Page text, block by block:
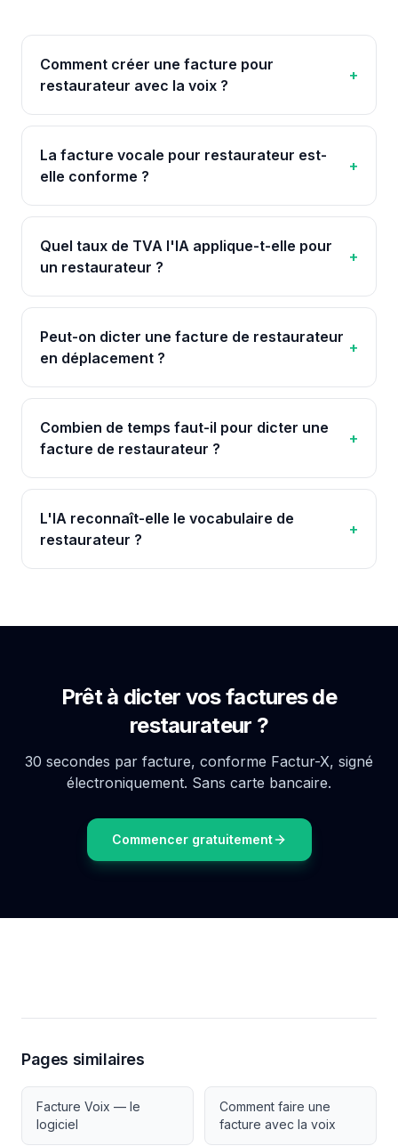
Comment créer une facture pour
restaurateur avec la voix ?
+
La facture vocale pour restaurateur est-
elle conforme ?
+
Quel taux de TVA l'IA applique-t-elle pour
un restaurateur ?
+
Peut-on dicter une facture de restaurateur
en déplacement ?
+
Combien de temps faut-il pour dicter une
facture de restaurateur ?
+
L'IA reconnaît-elle le vocabulaire de
restaurateur ?
+
Prêt à dicter vos factures de
restaurateur ?
30 secondes par facture, conforme Factur-X, signé
électroniquement. Sans carte bancaire.
Commencer gratuitement
Pages similaires
Facture Voix — le
logiciel
Comment faire une
facture avec la voix